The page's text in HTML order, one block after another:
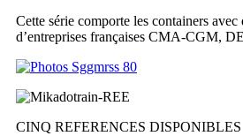
Cette série comporte les containers avec
d’entreprises françaises CMA-CGM,
CINQ REFERENCES DISPONIBLES